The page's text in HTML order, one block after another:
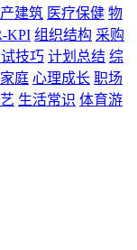
建筑 医疗保健 物
KPI 组织结构 采购
技巧 计划总结 综
庭 心理成长 职场
生活常识 体育游